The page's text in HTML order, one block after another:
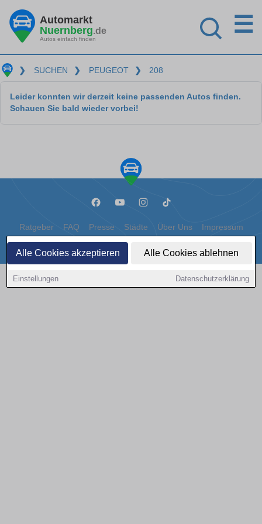
Alle Cookies akzeptieren Alle Cookies ablehnen
Einstellungen Datenschutzerklärung
Automarkt
Nuernberg.de
Autos einfach finden
☰
❯ SUCHEN ❯ PEUGEOT ❯ 208
Leider konnten wir derzeit keine passenden Autos finden.
Schauen Sie bald wieder vorbei!
Ratgeber FAQ Presse Städte Über Uns Impressum
Datenschutz Cookies
Copyright © 2000 - 2026 | 1A Infosysteme GmbH | Content by: 1a-sites-autos